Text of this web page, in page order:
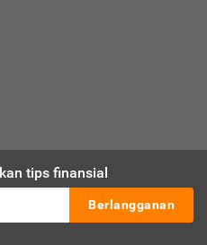
tips finansial
Berlangganan